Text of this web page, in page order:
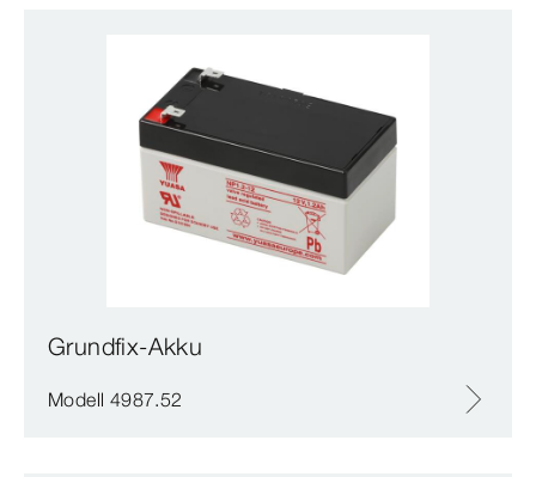
Grundfix-Akku
Modell 4987.52